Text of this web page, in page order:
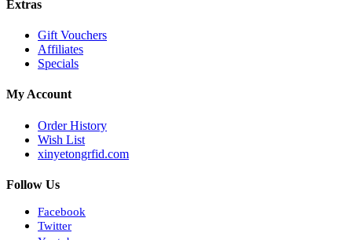
Extras
Gift Vouchers
Affiliates
Specials
My Account
Order History
Wish List
xinyetongrfid.com
Follow Us
Facebook
Twitter